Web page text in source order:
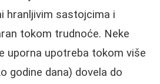
hranljivim sastojcima i
tokom trudnoće. Neke
uporna upotreba tokom više
godine dana) dovela do